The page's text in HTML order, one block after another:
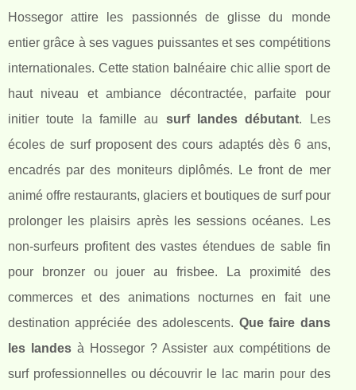
Hossegor attire les passionnés de glisse du monde
entier grâce à ses vagues puissantes et ses compétitions
internationales. Cette station balnéaire chic allie sport de
haut niveau et ambiance décontractée, parfaite pour
initier toute la famille au surf landes débutant. Les
écoles de surf proposent des cours adaptés dès 6 ans,
encadrés par des moniteurs diplômés. Le front de mer
animé offre restaurants, glaciers et boutiques de surf pour
prolonger les plaisirs après les sessions océanes. Les
non-surfeurs profitent des vastes étendues de sable fin
pour bronzer ou jouer au frisbee. La proximité des
commerces et des animations nocturnes en fait une
destination appréciée des adolescents. Que faire dans
les landesà Hossegor ? Assister aux compétitions de
surf professionnelles ou découvrir le lac marin pour des